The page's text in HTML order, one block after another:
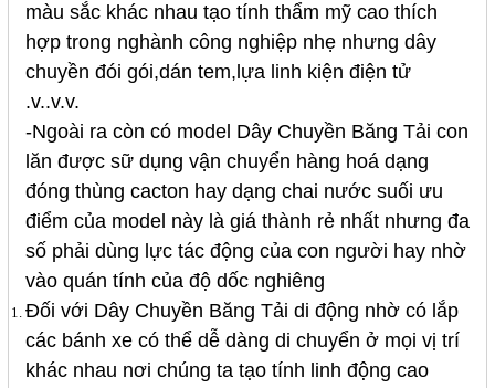
màu sắc khác nhau tạo tính thẩm mỹ cao thích
hợp trong nghành công nghiệp nhẹ nhưng dây
chuyền đói gói,dán tem,lựa linh kiện điện tử
.v..v.v.
-Ngoài ra còn có model Dây Chuyền Băng Tải con
lăn được sữ dụng vận chuyển hàng hoá dạng
đóng thùng cacton hay dạng chai nước suối ưu
điểm của model này là giá thành rẻ nhất nhưng đa
số phải dùng lực tác động của con người hay nhờ
vào quán tính của độ dốc nghiêng
Đối với Dây Chuyền Băng Tải di động nhờ có lắp
các bánh xe có thể dễ dàng di chuyển ở mọi vị trí
khác nhau nơi chúng ta tạo tính linh động cao